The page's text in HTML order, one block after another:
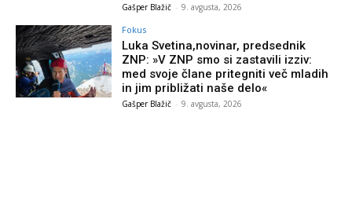
Gašper Blažič - 9. avgusta, 2026
Fokus
Luka Svetina,novinar, predsednik
ZNP: »V ZNP smo si zastavili izziv:
med svoje člane pritegniti več mladih
in jim približati naše delo«
Gašper Blažič - 9. avgusta, 2026